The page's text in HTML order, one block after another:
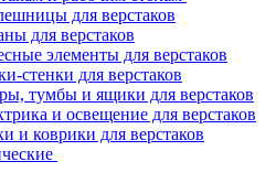
для верстаков
для верстаков
элементы для верстаков
стенки для верстаков
тумбы и ящики для верстаков
и освещение для верстаков
и коврики для верстаков